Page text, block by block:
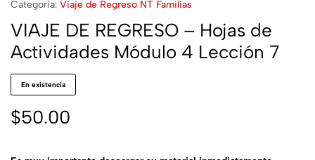
Categoria: Viaje de Regreso NT Familias
VIAJE DE REGRESO – Hojas de
Actividades Módulo 4 Lección 7
En existencia
$50.00